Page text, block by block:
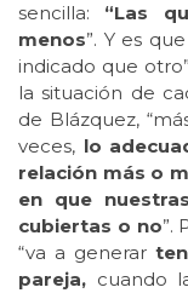
sencilla: “Las
menos”. Y es
indicado que
la situación de
de Blázquez,
veces, lo
relación más o
en que
cubiertas o no”.
“va a generar
pareja, cuando